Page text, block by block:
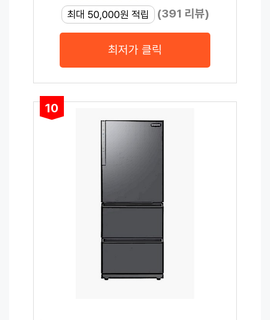
최대 50,000원 적립 (391 리뷰)
최저가 클릭
10